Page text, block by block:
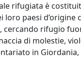
rifugiata è
loro paesi
rifugio
di molestie,
in Giordania,